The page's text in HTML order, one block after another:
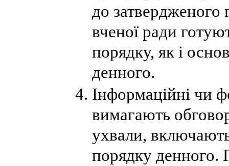
до затвердженого
вченої ради
порядку, як і
денного.
Інформаційні чи
вимагають
ухвали,
порядку денного.